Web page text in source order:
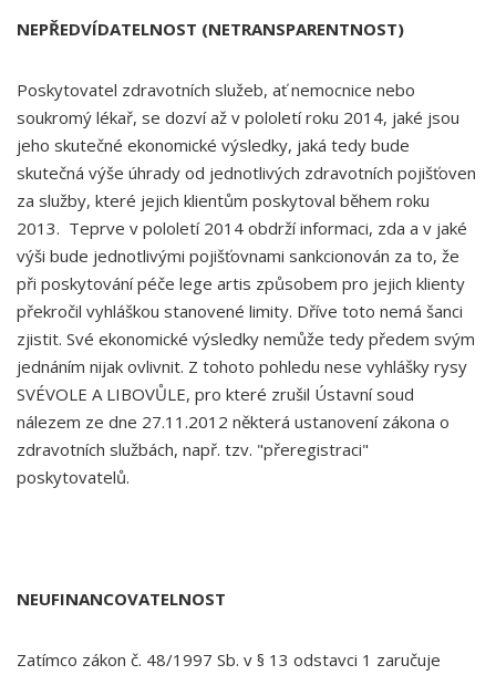
NEPŘEDVÍDATELNOST (NETRANSPARENTNOST)
Poskytovatel zdravotních služeb, ať nemocnice nebo
soukromý lékař, se dozví až v pololetí roku 2014, jaké jsou
jeho skutečné ekonomické výsledky, jaká tedy bude
skutečná výše úhrady od jednotlivých zdravotních pojišťoven
za služby, které jejich klientům poskytoval během roku
2013. Teprve v pololetí 2014 obdrží informaci, zda a v jaké
výši bude jednotlivými pojišťovnami sankcionován za to, že
při poskytování péče lege artis způsobem pro jejich klienty
překročil vyhláškou stanovené limity. Dříve toto nemá šanci
zjistit. Své ekonomické výsledky nemůže tedy předem svým
jednáním nijak ovlivnit. Z tohoto pohledu nese vyhlášky rysy
SVÉVOLE A LIBOVŮLE, pro které zrušil Ústavní soud
nálezem ze dne 27.11.2012 některá ustanovení zákona o
zdravotních službách, např. tzv. "přeregistraci"
poskytovatelů.
NEUFINANCOVATELNOST
Zatímco zákon č. 48/1997 Sb. v § 13 odstavci 1 zaručuje